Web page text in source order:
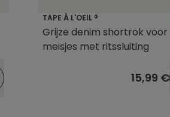
TAPE À L'OEIL ®
Grijze denim shortrok voor
meisjes met ritssluiting
15,99 €